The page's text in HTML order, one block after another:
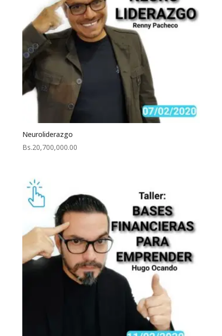
Neuroliderazgo
Bs.20,700,000.00